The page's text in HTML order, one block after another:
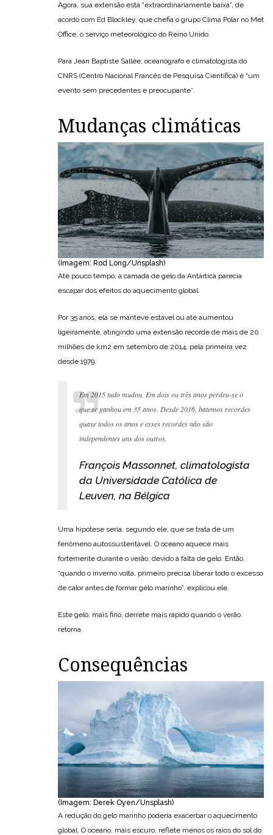
Agora, sua extensão está “extraordinariamente baixa”, de
acordo com Ed Blockley, que chefia o grupo Clima Polar no Met
Office, o serviço meteorológico do Reino Unido.
Para Jean Baptiste Sallée, oceanógrafo e climatologista do
CNRS (Centro Nacional Francês de Pesquisa Científica) é “um
evento sem precedentes e preocupante”.
Mudanças climáticas
(Imagem: Rod Long/Unsplash)
Até pouco tempo, a camada de gelo da Antártica parecia
escapar dos efeitos do aquecimento global.
Por 35 anos, ela se manteve estável ou até aumentou
ligeiramente, atingindo uma extensão recorde de mais de 20
milhões de km2 em setembro de 2014, pela primeira vez
desde 1979.
Em 2015 tudo mudou. Em dois ou três anos perdeu-se o
que se ganhou em 35 anos. Desde 2016, batemos recordes
quase todos os anos e esses recordes não são
independentes uns dos outros.
François Massonnet, climatologista
da Universidade Católica de
Leuven, na Bélgica
Uma hipótese seria, segundo ele, que se trata de um
fenômeno autossustentável. O oceano aquece mais
fortemente durante o verão, devido à falta de gelo. Então,
“quando o inverno volta, primeiro precisa liberar todo o excesso
de calor antes de formar gelo marinho”, explicou ele.
Este gelo, mais fino, derrete mais rápido quando o verão
retorna.
Consequências
(Imagem: Derek Oyen/Unsplash)
A redução do gelo marinho poderia exacerbar o aquecimento
global. O oceano, mais escuro, reflete menos os raios do sol do